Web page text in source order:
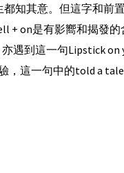
知其意。但這字和前
+ on是有影嚮和揭發
遇到這一句Lipstick
，這一句中的told a